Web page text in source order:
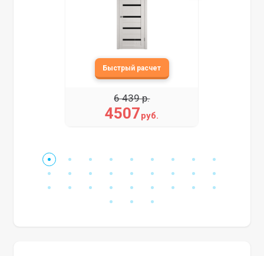
4507руб.
6 439 р.